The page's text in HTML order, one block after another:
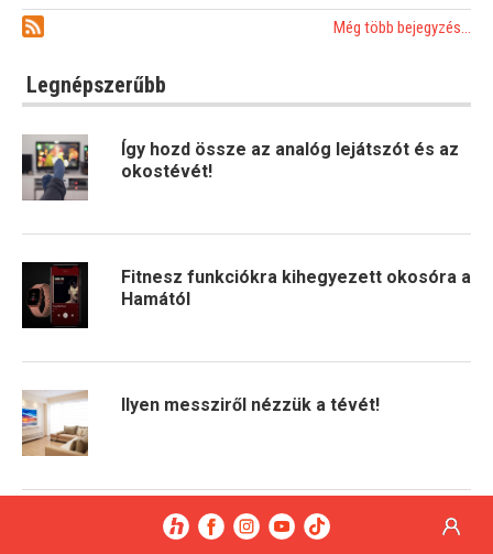
Még több bejegyzés...
Legnépszerűbb
Így hozd össze az analóg lejátszót és az
okostévét!
Fitnesz funkciókra kihegyezett okosóra a
Hamától
Ilyen messziről nézzük a tévét!